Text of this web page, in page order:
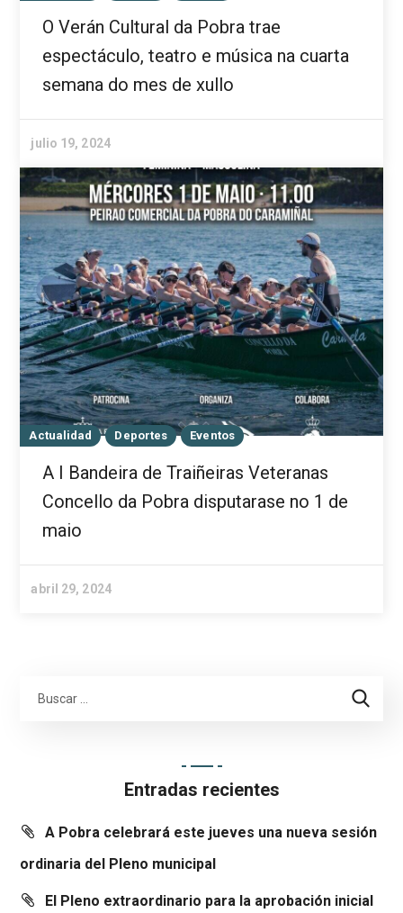
O Verán Cultural da Pobra trae
espectáculo, teatro e música na cuarta
semana do mes de xullo
julio 19, 2024
Actualidad Deportes Eventos
A I Bandeira de Traiñeiras Veteranas
Concello da Pobra disputarase no 1 de
maio
abril 29, 2024
Entradas recientes
A Pobra celebrará este jueves una nueva sesión
ordinaria del Pleno municipal
El Pleno extraordinario para la aprobación inicial